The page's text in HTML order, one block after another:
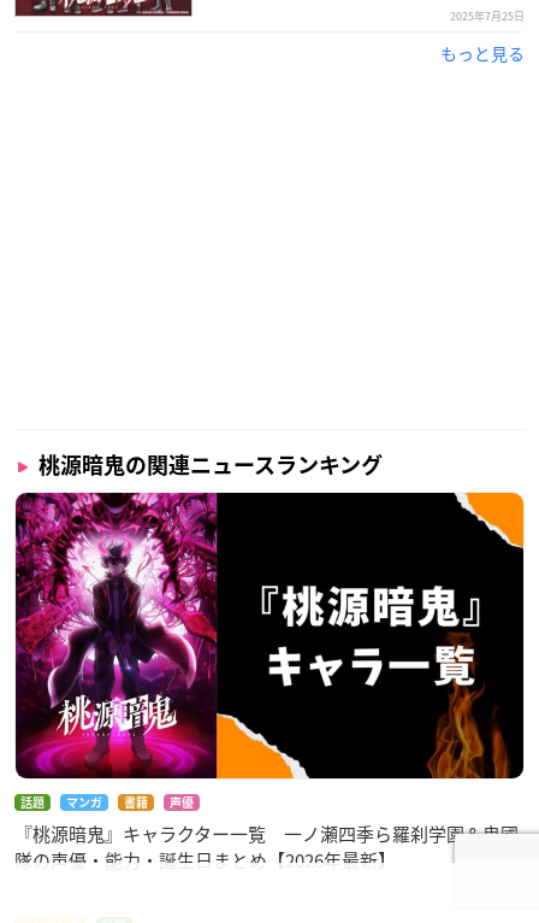
2025年7月25日
もっと見る
桃源暗鬼の関連ニュースランキング
話題 マンガ 書籍 声優
『桃源暗鬼』キャラクター一覧 一ノ瀬四季ら羅刹学園＆鬼國
隊の声優・能力・誕生日まとめ【2026年最新】